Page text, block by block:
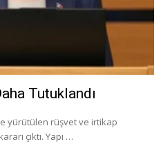
Tutuklandı
yürütülen rüşvet ve irtikap
çıktı. Yapı …